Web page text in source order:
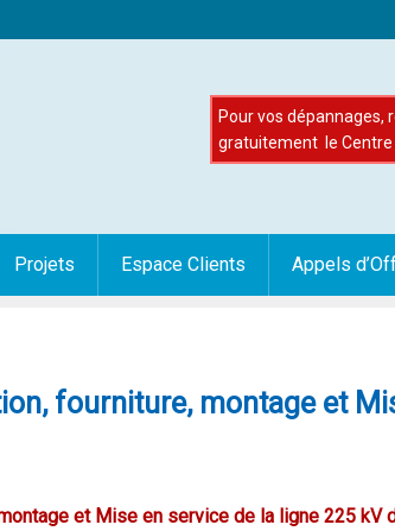
Pour vos
gratuitement le Centre
Projets Espace Clients Appels
fourniture, montage et
et Mise en service de la ligne 225 kV